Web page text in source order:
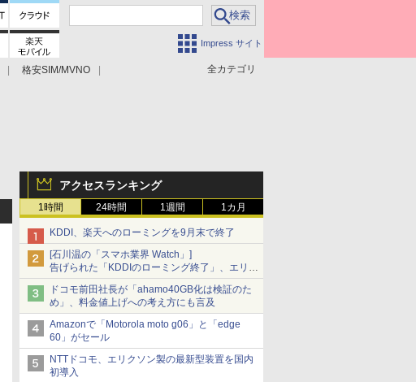
Impress サイト
全カテゴリ
格安SIM/MVNO
アクセスランキング
1時間 24時間 1週間 1カ月
KDDI、楽天へのローミングを9月末で終了
[石川温の「スマホ業界 Watch」]
告げられた「KDDIのローミング終了」、エリア
マップの落とし穴と楽天モバイルの課題
ドコモ前田社長が「ahamo40GB化は検証のた
め」、料金値上げへの考え方にも言及
Amazonで「Motorola moto g06」と「edge
60」がセール
NTTドコモ、エリクソン製の最新型装置を国内
初導入